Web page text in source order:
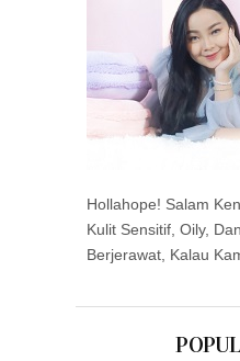
Hollahope! Salam
Kulit Sensitif, Oily,
Berjerawat, Kalau